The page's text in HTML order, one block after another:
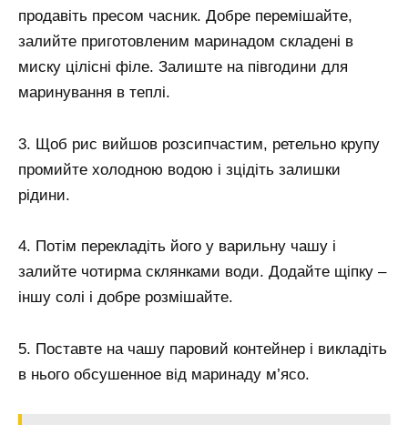
продавіть пресом часник. Добре перемішайте,
залийте приготовленим маринадом складені в
миску цілісні філе. Залиште на півгодини для
маринування в теплі.
3. Щоб рис вийшов розсипчастим, ретельно крупу
промийте холодною водою і зцідіть залишки
рідини.
4. Потім перекладіть його у варильну чашу і
залийте чотирма склянками води. Додайте щіпку –
іншу солі і добре розмішайте.
5. Поставте на чашу паровий контейнер і викладіть
в нього обсушенное від маринаду м’ясо.